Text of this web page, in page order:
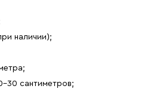
наличии);
30 сантиметров;